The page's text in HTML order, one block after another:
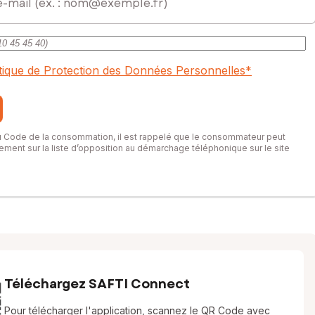
de Protection des Données Personnelles*
Code de la consommation, il est rappelé que le consommateur peut
sur la liste d’opposition au démarchage téléphonique sur le site
Téléchargez SAFTI Connect
Pour télécharger l'application, scannez le QR Code avec